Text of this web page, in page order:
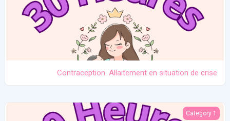
Contraception. Allaitement en situation de crise
Allaitement travail et séparation
Category 1